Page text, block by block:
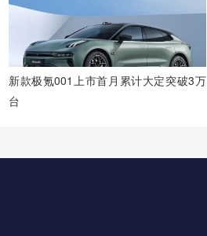
新款极氪001上市首月累计大定突破3万
台